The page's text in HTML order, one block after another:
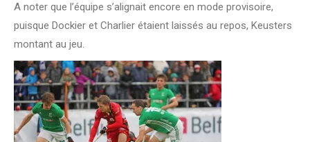
A noter que l’équipe s’alignait encore en mode provisoire,
puisque Dockier et Charlier étaient laissés au repos, Keusters
montant au jeu.